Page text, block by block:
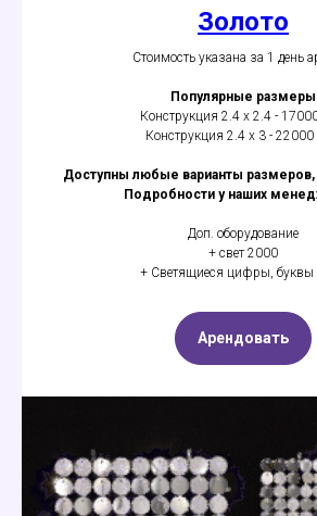
Золото
Стоимость указана за 1 день
Популярные размеры
Конструкция 2.4 х 2.4 -
Конструкция 2.4 х 3 - 22000
Доступны любые варианты размеров,
Подробности у наших
Доп. оборудование
+ свет 2000
+ Светящиеся цифры, буквы
Арендовать